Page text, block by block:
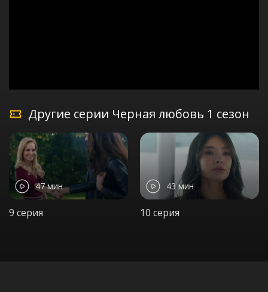
Другие серии Черная любовь 1 сезон
47 мин
9 серия
43 мин
10 серия